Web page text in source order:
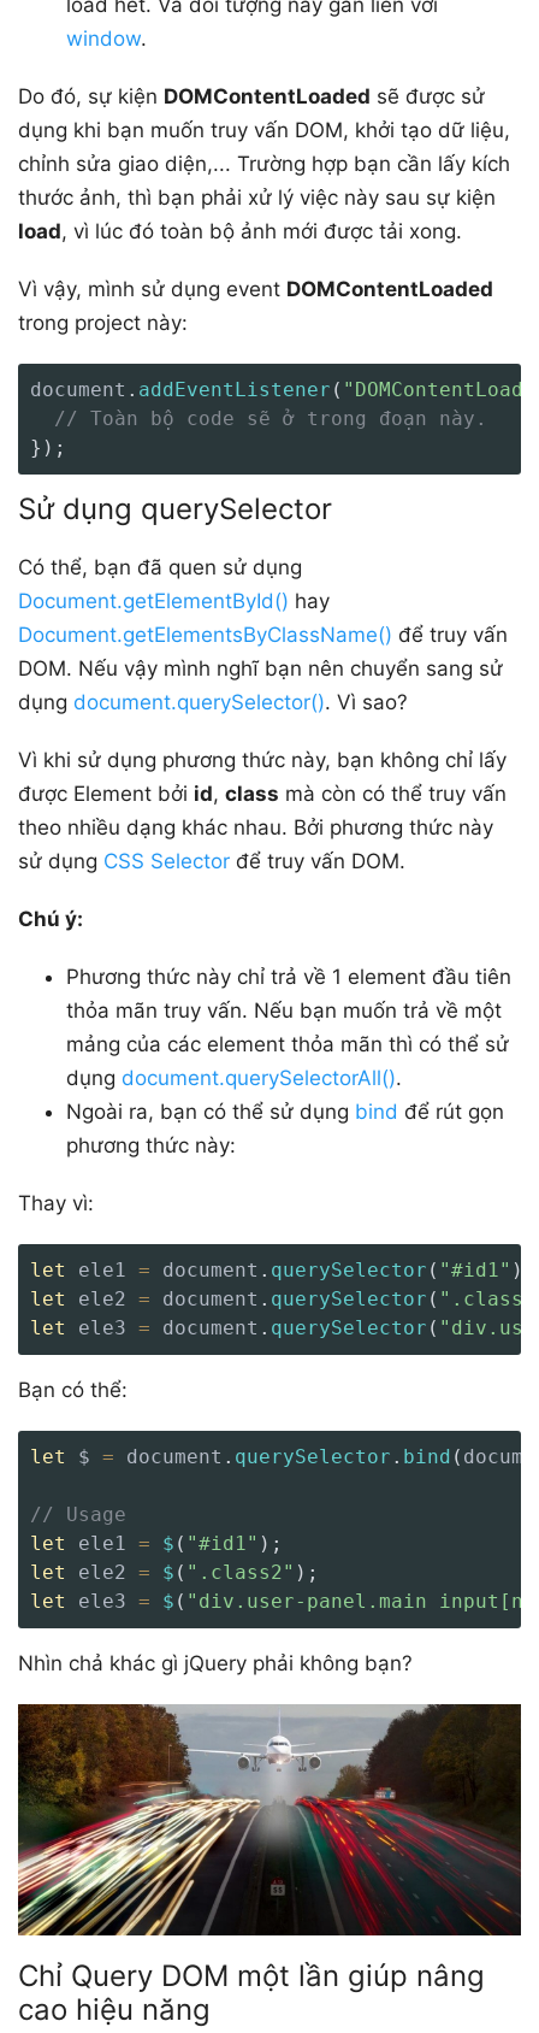
window.
Do đó, sự kiện DOMContentLoaded sẽ được sử
dụng khi bạn muốn truy vấn DOM, khởi tạo dữ liệu,
chỉnh sửa giao diện,... Trường hợp bạn cần lấy kích
thước ảnh, thì bạn phải xử lý việc này sau sự kiện
load, vì lúc đó toàn bộ ảnh mới được tải xong.
Vì vậy, mình sử dụng event DOMContentLoaded
trong project này:
document . addEventListener (
// Toàn bộ code sẽ ở trong đoạn này.
} ) ;
Sử dụng querySelector
Có thể, bạn đã quen sử dụng
Document.getElementById() hay
Document.getElementsByClassName() để truy vấn
DOM. Nếu vậy mình nghĩ bạn nên chuyển sang sử
dụng document.querySelector(). Vì sao?
Vì khi sử dụng phương thức này, bạn không chỉ lấy
được Element bởi id, class mà còn có thể truy vấn
theo nhiều dạng khác nhau. Bởi phương thức này
sử dụng CSS Selector để truy vấn DOM.
Chú ý:
Phương thức này chỉ trả về 1 element đầu tiên
thỏa mãn truy vấn. Nếu bạn muốn trả về một
mảng của các element thỏa mãn thì có thể sử
dụng document.querySelectorAll().
Ngoài ra, bạn có thể sử dụng bind để rút gọn
phương thức này:
Thay vì:
let ele1 = document . querySelector ( "#id1" )
let
ele2 = document . querySelector (
let
ele3 = document . querySelector (
Bạn có thể:
let $ = document . querySelector . bind (
// Usage
let
ele1 = $ ( "#id1" ) ;
let
ele2 = $ ( ".class2" ) ;
let
ele3 = $ ( "div.user-panel.main
Nhìn chả khác gì jQuery phải không bạn?
Chỉ Query DOM một lần giúp nâng
cao hiệu năng